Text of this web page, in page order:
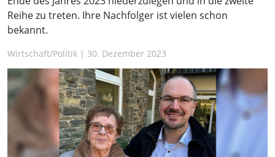
Reihe zu treten. Ihre Nachfolger ist vielen schon
bekannt.
Wirtschaft/Politik | 30. Dezember 2023